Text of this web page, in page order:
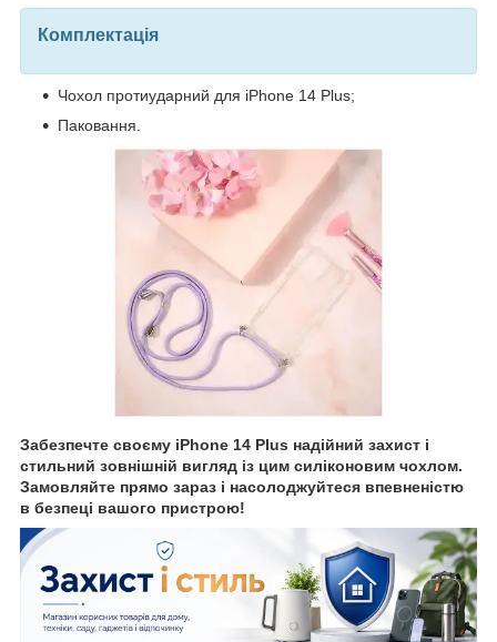
Комплектація
Чохол протиударний для iPhone 14 Plus;
Паковання.
Забезпечте своєму iPhone 14 Plus надійний захист і
стильний зовнішній вигляд із цим силіконовим чохлом.
Замовляйте прямо зараз і насолоджуйтеся впевненістю
в безпеці вашого пристрою!